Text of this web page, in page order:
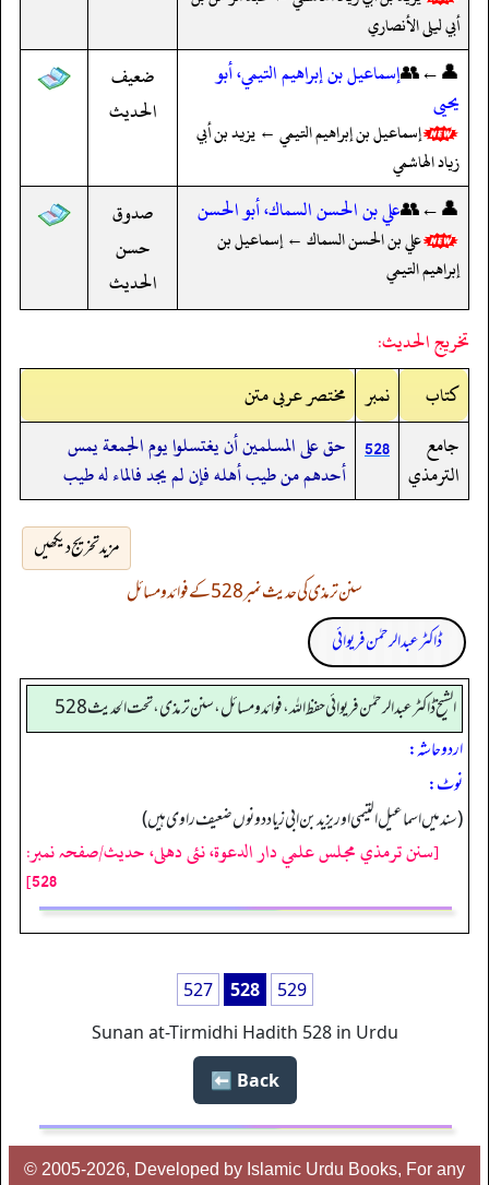
أبي ليلى الأنصاري
👤←👥إسماعيل بن إبراهيم التيمي، أبو
يحيى
إسماعيل بن إبراهيم التيمي ← يزيد بن أبي
زياد الهاشمي
ضعيف
الحديث
👤←👥علي بن الحسن السماك، أبو الحسن
علي بن الحسن السماك ← إسماعيل بن
إبراهيم التيمي
صدوق
حسن
الحديث
تخريج الحديث:
کتاب
نمبر مختصر عربی متن
جامع
الترمذي
528 حق على المسلمين أن يغتسلوا يوم الجمعة يمس
أحدهم من طيب أهله فإن لم يجد فالماء له طيب
مزید تخریج دیکھیں
سنن ترمذی کی حدیث نمبر 528 کے فوائد و مسائل
ڈاکٹر عبدالرحمٰن فریوائی
الشیخ ڈاکٹر عبد الرحمٰن فریوائی حفظ اللہ، فوائد و مسائل، سنن ترمذی، تحت الحديث 528
اردو حاشہ:
نوٹ:
(سند میں اسماعیل التیمی اور یزید بن ابی زیاد دونوں ضعیف راوی ہیں)
[سنن ترمذي مجلس علمي دار الدعوة، نئى دهلى، حدیث/صفحہ نمبر:
528]
527 528
529
Sunan at-Tirmidhi Hadith 528 in Urdu
Back ⬅️
© 2005-2026, Developed by Islamic Urdu Books, For any